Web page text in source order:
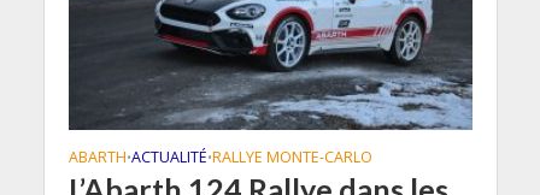
ABARTH•ACTUALITÉ•RALLYE MONTE-CARLO